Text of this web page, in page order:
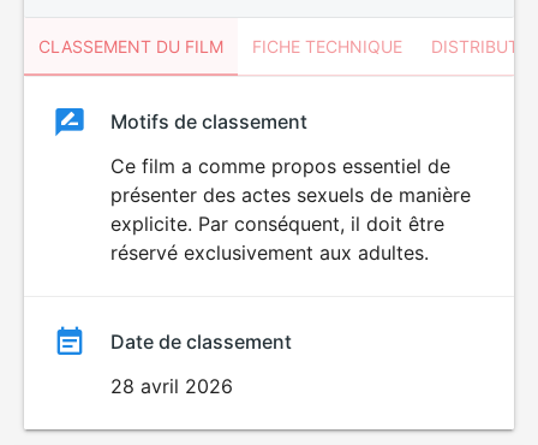
CLASSEMENT DU FILM FICHE TECHNIQUE
ClassementClassement
SEXUALITÉ
EXPLICITE
Motifs de classement
Ce film a comme propos essentiel de
présenter des actes sexuels de manière
explicite. Par conséquent, il doit être
réservé exclusivement aux adultes.
Date de classement
28 avril 2026